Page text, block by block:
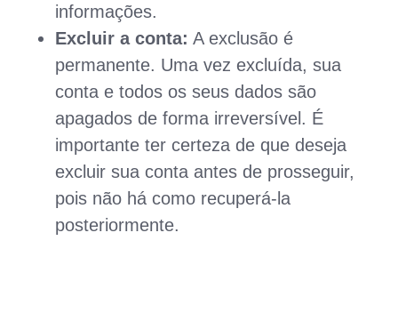
informações.
Excluir a conta: A exclusão é
permanente. Uma vez excluída, sua
conta e todos os seus dados são
apagados de forma irreversível. É
importante ter certeza de que deseja
excluir sua conta antes de prosseguir,
pois não há como recuperá-la
posteriormente.